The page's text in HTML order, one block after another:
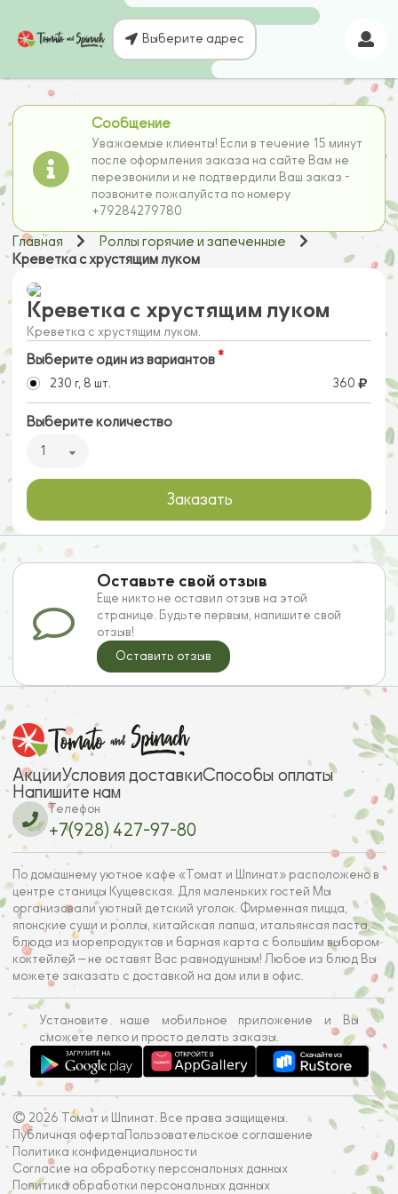
Выберите адрес
Сообщение
Уважаемые клиенты! Если в течение 15 минут
после оформления заказа на сайте Вам не
перезвонили и не подтвердили Ваш заказ -
позвоните пожалуйста по номеру
+79284279780
Главная
Роллы горячие и запеченные
Креветка с хрустящим луком
Креветка с хрустящим луком
Креветка с хрустящим луком.
Выберите один из вариантов
230 г, 8 шт. 360
Выберите количество
1
Заказать
Оставьте свой отзыв
Еще никто не оставил отзыв на этой
странице. Будьте первым, напишите свой
отзыв!
Оставить отзыв
АкцииУсловия доставкиСпособы оплаты
Напишите нам
Телефон
+7(928) 427-97-80
По домашнему уютное кафе «Томат и Шпинат» расположено в
центре станицы Кущевская. Для маленьких гостей Мы
организовали уютный детский уголок. Фирменная пицца,
японские суши и роллы, китайская лапша, итальянсая паста,
блюда из морепродуктов и барная карта с большим выбором
коктейлей — не оставят Вас равнодушным! Любое из блюд Вы
можете заказать с доставкой на дом или в офис.
Установите наше мобильное приложение и Вы
сможете легко и просто делать заказы.
© 2026 Томат и Шпинат. Все права защищены.
Публичная оферта Пользовательское соглашение
Политика конфиденциальности
Согласие на обработку персональных данных
Политика обработки персональных данных